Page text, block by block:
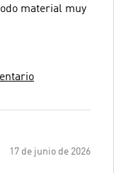
17 de junio de 2026